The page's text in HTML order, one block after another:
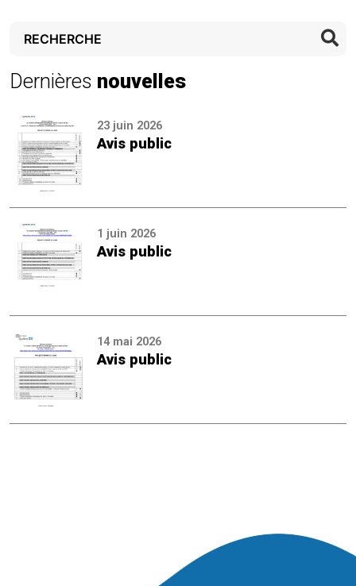
Dernières nouvelles
23 juin 2026
Avis public
1 juin 2026
Avis public
14 mai 2026
Avis public